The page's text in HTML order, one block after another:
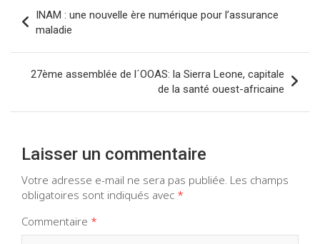
o
k
p
m
de
l’article
INAM : une nouvelle ère numérique pour l’assurance
maladie
27ème assemblée de l´OOAS: la Sierra Leone, capitale
de la santé ouest-africaine
Laisser un commentaire
Votre adresse e-mail ne sera pas publiée. Les champs
obligatoires sont indiqués avec *
Commentaire *